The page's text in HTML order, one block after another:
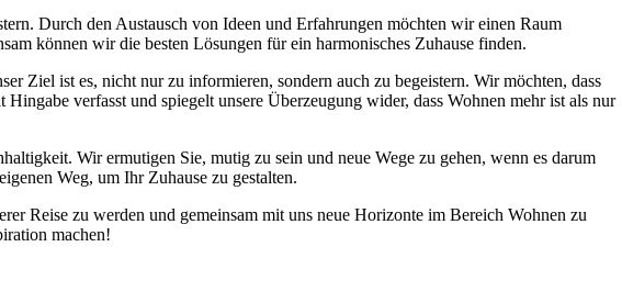
Durch den Austausch von Ideen und Erfahrungen möchten wir einen Raum
können wir die besten Lösungen für ein harmonisches Zuhause finden.
Ziel ist es, nicht nur zu informieren, sondern auch zu begeistern. Wir möchten, dass
verfasst und spiegelt unsere Überzeugung wider, dass Wohnen mehr ist als nur
Wir ermutigen Sie, mutig zu sein und neue Wege zu gehen, wenn es darum
Weg, um Ihr Zuhause zu gestalten.
Reise zu werden und gemeinsam mit uns neue Horizonte im Bereich Wohnen zu
machen!